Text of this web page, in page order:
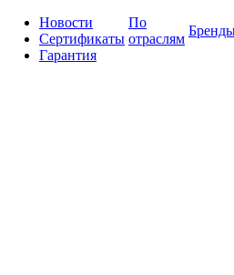
Новости
Сертификаты
Гарантия
По
отраслям